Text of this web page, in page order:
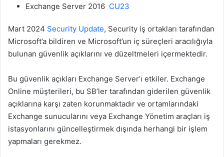
Exchange Server 2016 CU23
Mart 2024 Security Update, Security iş ortakları tarafından
Microsoft’a bildiren ve Microsoft’un iç süreçleri aracılığıyla
bulunan güvenlik açıklarını ve düzeltmeleri içermektedir.
Bu güvenlik açıkları Exchange Server’ı etkiler. Exchange
Online müşterileri, bu SB’ler tarafından giderilen güvenlik
açıklarına karşı zaten korunmaktadır ve ortamlarındaki
Exchange sunucularını veya Exchange Yönetim araçları iş
istasyonlarını güncelleştirmek dışında herhangi bir işlem
yapmaları gerekmez.